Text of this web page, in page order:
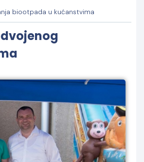
biootpada u kućanstvima